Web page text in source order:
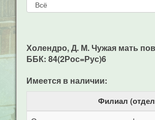
Холендро, Д. М. Чужая мать
ББК: 84(2Рос=Рус)6
Имеется в наличии:
Филиал